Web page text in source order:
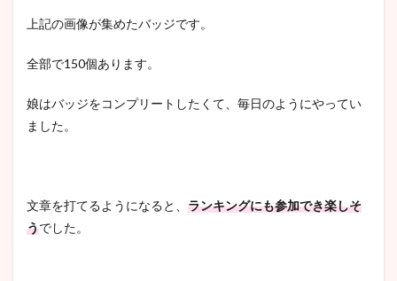
上記の画像が集めたバッジです。
全部で150個あります。
娘はバッジをコンプリートしたくて、毎日のようにやってい
ました。
文章を打てるようになると、 ランキングにも参加でき楽しそ
うでした。